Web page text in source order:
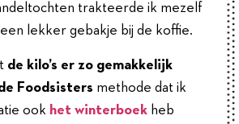
trakteerde ik mezelf
lekker gebakje bij de koffie.
de kilo’s er zo gemakkelijk
Foodsisters methode dat ik
ook het winterboek heb